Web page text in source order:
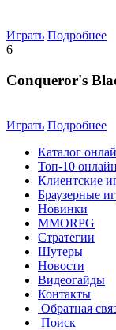
Играть Подробнее
6
Conqueror's
Играть Подробнее
Каталог
Топ-10
Клиентские
Браузерные
Новинки
MMORPG
Стратегии
Шутеры
Новости
Видеогайды
Контакты
Обратная
Поиск